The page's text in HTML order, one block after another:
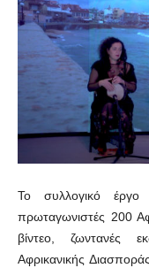
Το συλλογικό έργο
πρωταγωνιστές 200
βίντεο, ζωντανές
Αφρικανικής